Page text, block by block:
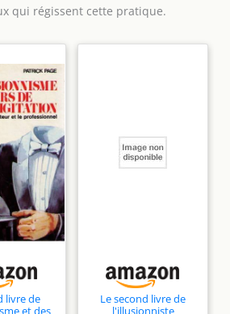
qui régissent cette pratique.
livre de
et des
Le second livre de
l'illusionniste